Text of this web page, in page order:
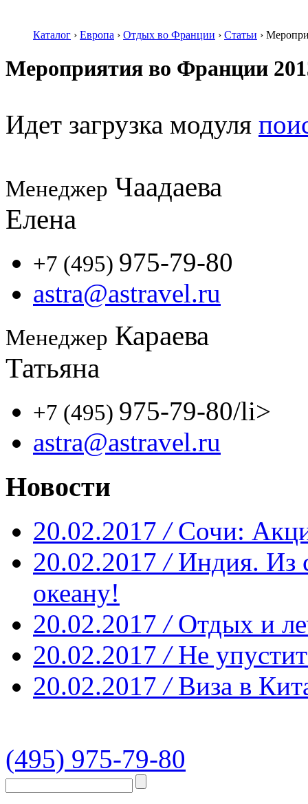
Каталог › Европа › Отдых во Франции › Статьи ›
Мероприятия во Франции
Идет загрузка модуля
Менеджер Чаадаева
Елена
+7 (495) 975-79-80
astra@astravel.ru
Менеджер Караева
Татьяна
+7 (495) 975-79-80/li>
astra@astravel.ru
Новости
20.02.2017 / Сочи:
20.02.2017 / Индия. Из
океану!
20.02.2017 / Отдых и
20.02.2017 / Не
20.02.2017 / Виза в
(495) 975-79-80